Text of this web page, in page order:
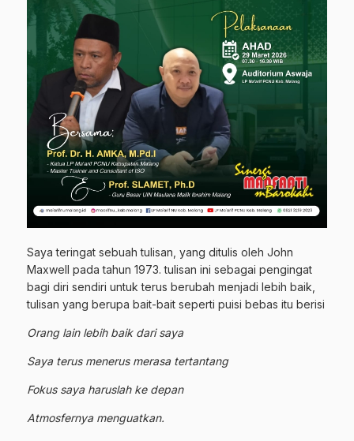
Saya teringat sebuah tulisan, yang ditulis oleh John
Maxwell pada tahun 1973. tulisan ini sebagai pengingat
bagi diri sendiri untuk terus berubah menjadi lebih baik,
tulisan yang berupa bait-bait seperti puisi bebas itu berisi
Orang lain lebih baik dari saya
Saya terus menerus merasa tertantang
Fokus saya haruslah ke depan
Atmosfernya menguatkan.